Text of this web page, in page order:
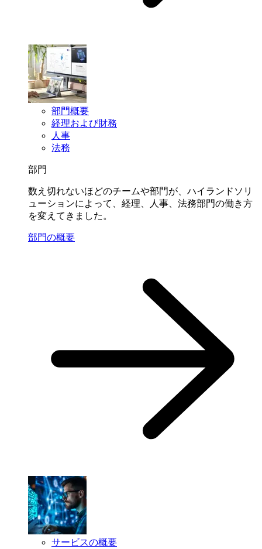
部門概要
経理および財務
人事
法務
部門
数え切れないほどのチームや部門が、ハイランドソリ
ューションによって、経理、人事、法務部門の働き方
を変えてきました。
部門の概要
サービスの概要